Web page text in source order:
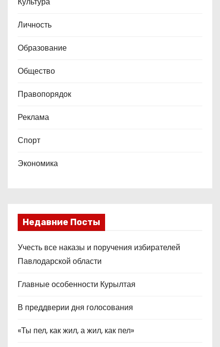
с
е
й
Личность
Образование
Общество
Правопорядок
Реклама
Спорт
Экономика
Недавние Посты
Учесть все наказы и поручения избирателей
Павлодарской области
Главные особенности Курылтая
В преддверии дня голосования
«Ты пел, как жил, а жил, как пел»